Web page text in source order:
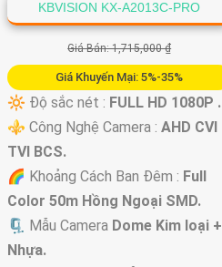
KBVISION KX-A2013C-PRO
Giá Bán: 1,715,000 ₫
Giá Khuyến Mại: 5%-35%
🔆 Độ sắc nét : FULL HD 1080P .
⚜️ Công Nghệ Camera : AHD CVI
TVI BCS.
🌈 Khoảng Cách Ban Đêm : Full
Color 50m Hồng Ngoại SMD.
🗜️ Mẫu Camera Dome Kim loại +
Nhựa.